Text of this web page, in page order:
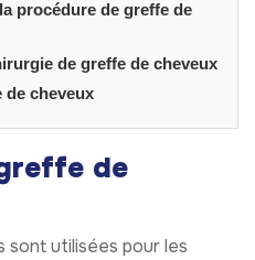
procédure de greffe de
de greffe de cheveux
de cheveux
de
sont utilisées pour les